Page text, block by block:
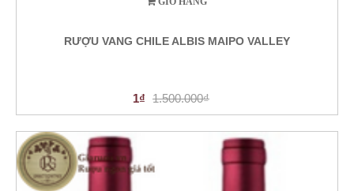
RƯỢU VANG CHILE ALBIS MAIPO VALLEY
1₫ 1.500.000₫